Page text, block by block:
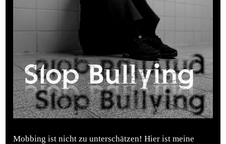
Mobbing ist nicht zu unterschätzen! Hier ist meine